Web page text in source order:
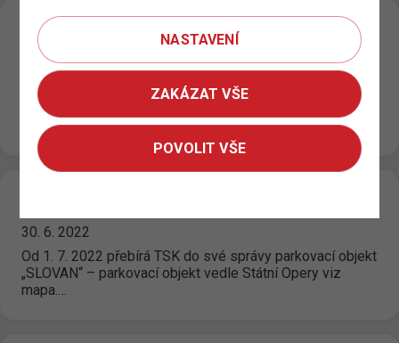
P+R postupná modernizace a úprava
parkovacího režimu II.
14. 7. 2022
Od 12. 07. 2022 je na P+R parkovištích Zličín 1; Zličín 2;
Černý Most 2 a Rajská Zahrada zaveden nový…
30. 6. 2022
Od 1. 7. 2022 přebírá TSK do své správy parkovací objekt
„SLOVAN“ – parkovací objekt vedle Státní Opery viz
mapa.…
NASTAVENÍ
ZAKÁZAT VŠE
POVOLIT VŠE